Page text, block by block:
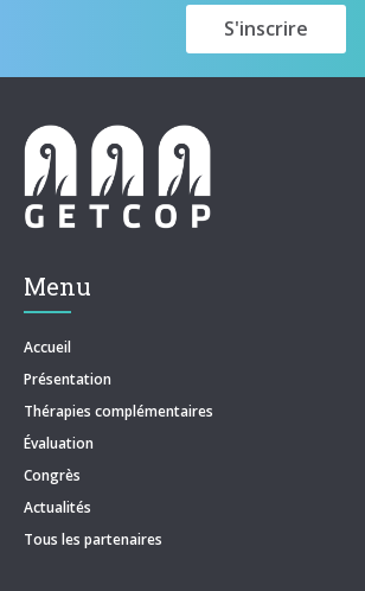
Menu
Accueil
Présentation
Thérapies complémentaires
Évaluation
Congrès
Actualités
Tous les partenaires